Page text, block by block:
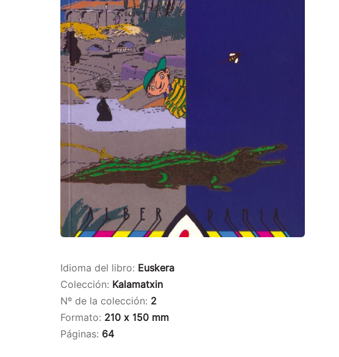
Idioma del libro: Euskera
Colección: Kalamatxin
Nº de la colección: 2
Formato: 210 x 150 mm
Páginas: 64